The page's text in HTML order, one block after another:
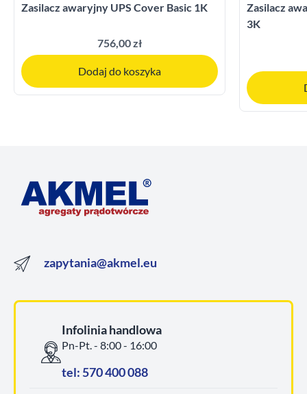
Zasilacz awaryjny UPS Cover Basic 1K
756,00 zł
Dodaj do koszyka
Zasilacz
3K
zapytania@akmel.eu
Infolinia handlowa
Pn-Pt. - 8:00 - 16:00
tel: 570 400 088